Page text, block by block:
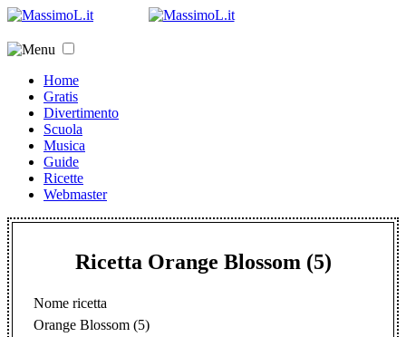
Home
Gratis
Divertimento
Scuola
Musica
Guide
Ricette
Webmaster
Ricetta Orange Blossom (5)
Nome ricetta
Orange Blossom (5)